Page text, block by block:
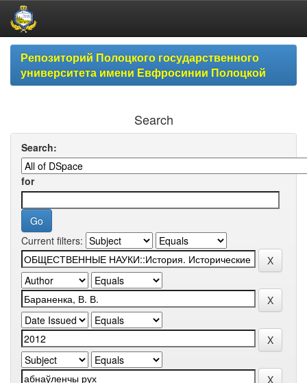
Skip
navigationРепозиторий Полоцкого государственного
университета имени Евфросинии Полоцкой
Search
Search:
for
Current filters: